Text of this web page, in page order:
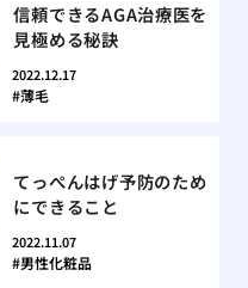
信頼できるAGA治療医を
見極める秘訣
2022.12.17
薄毛
てっぺんはげ予防のため
にできること
2022.11.07
男性化粧品